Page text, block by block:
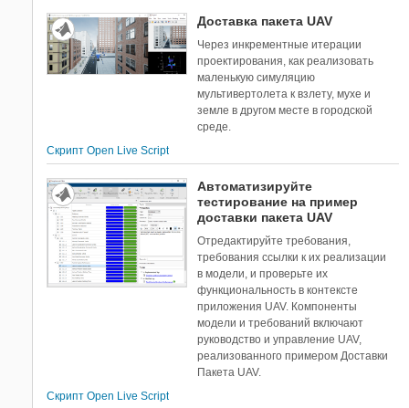
Доставка пакета UAV
Через инкрементные итерации
проектирования, как реализовать
маленькую симуляцию
мультивертолета к взлету, мухе и
земле в другом месте в городской
среде.
Скрипт Open Live Script
Автоматизируйте
тестирование на пример
доставки пакета UAV
Отредактируйте требования,
требования ссылки к их реализации
в модели, и проверьте их
функциональность в контексте
приложения UAV. Компоненты
модели и требований включают
руководство и управление UAV,
реализованного примером Доставки
Пакета UAV.
Скрипт Open Live Script